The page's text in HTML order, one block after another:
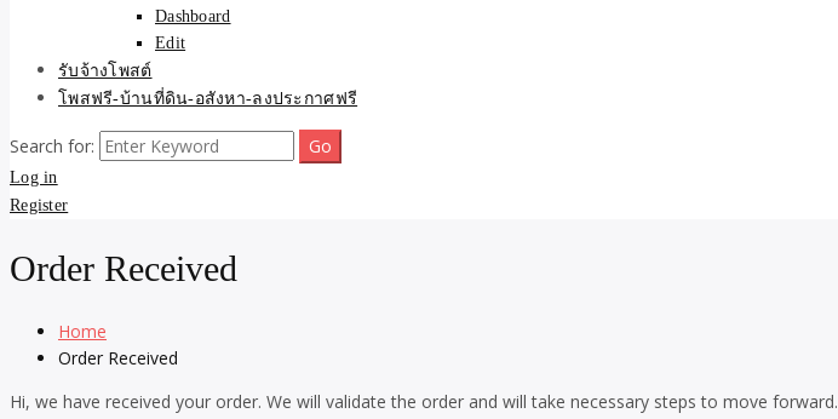
Dashboard
Edit
รับจ้างโพสต์
โพสฟรี-บ้านที่ดิน-อสังหา-ลงประกาศฟรี
Search for:
Log in
Register
Order Received
Home
Order Received
Hi, we have received your order. We will validate the order and will take necessary steps to move forward.